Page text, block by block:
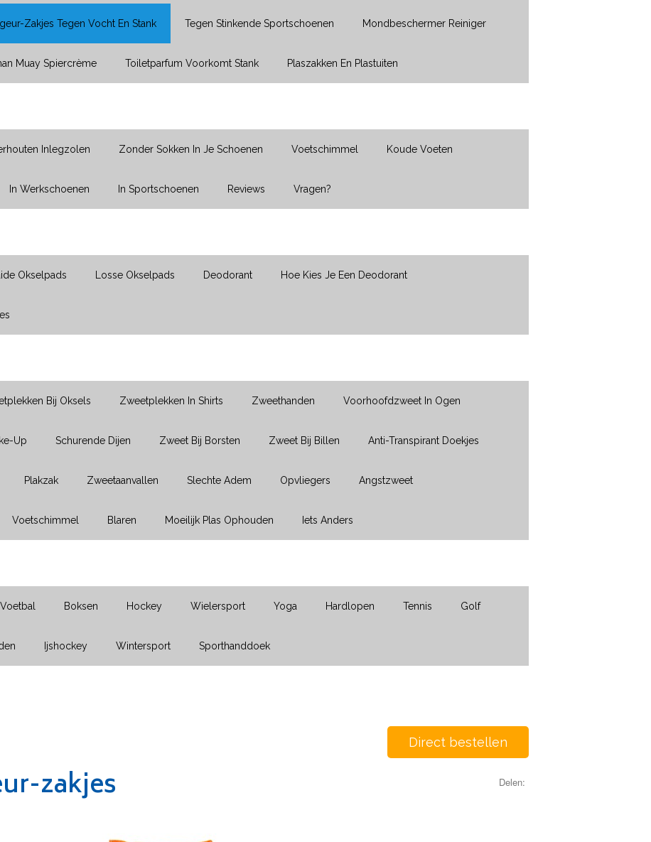
Zakjes Tegen Vocht En Stank Tegen Stinkende Sportschoenen Mondbeschermer Reiniger
Muay Spiercrème Toiletparfum Voorkomt Stank Plaszakken En Plastuiten
Inlegzolen Zonder Sokken In Je Schoenen Voetschimmel Koude Voeten
In Werkschoenen In Sportschoenen Reviews Vragen?
Okselpads Losse Okselpads Deodorant Hoe Kies Je Een Deodorant
Bij Oksels Zweetplekken In Shirts Zweethanden Voorhoofdzweet In Ogen
Up Schurende Dijen Zweet Bij Borsten Zweet Bij Billen Anti-Transpirant Doekjes
Plakzak Zweetaanvallen Slechte Adem Opvliegers Angstzweet
Voetschimmel Blaren Moeilijk Plas Ophouden Iets Anders
Voetbal Boksen Hockey Wielersport Yoga Hardlopen Tennis Golf
Ijshockey Wintersport Sporthanddoek
Direct bestellen
Delen:
zakjes